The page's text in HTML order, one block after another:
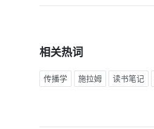
相关热词
传播学 施拉姆 读书笔记